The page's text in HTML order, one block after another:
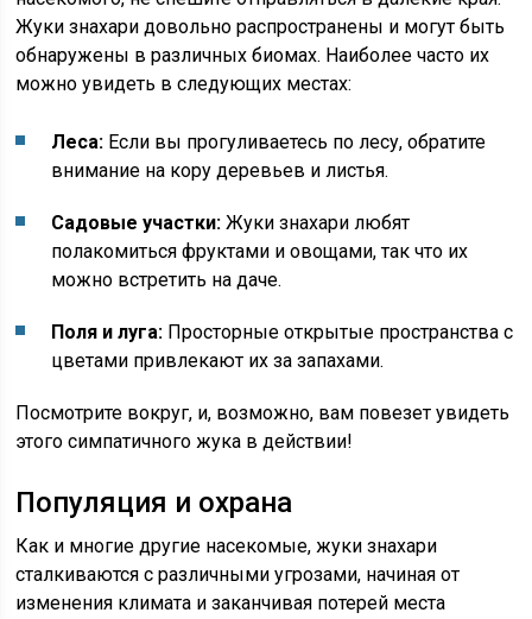
Жуки знахари довольно распространены и могут быть
обнаружены в различных биомах. Наиболее часто их
можно увидеть в следующих местах:
Леса: Если вы прогуливаетесь по лесу, обратите
внимание на кору деревьев и листья.
Садовые участки: Жуки знахари любят
полакомиться фруктами и овощами, так что их
можно встретить на даче.
Поля и луга: Просторные открытые пространства с
цветами привлекают их за запахами.
Посмотрите вокруг, и, возможно, вам повезет увидеть
этого симпатичного жука в действии!
Популяция и охрана
Как и многие другие насекомые, жуки знахари
сталкиваются с различными угрозами, начиная от
изменения климата и заканчивая потерей места